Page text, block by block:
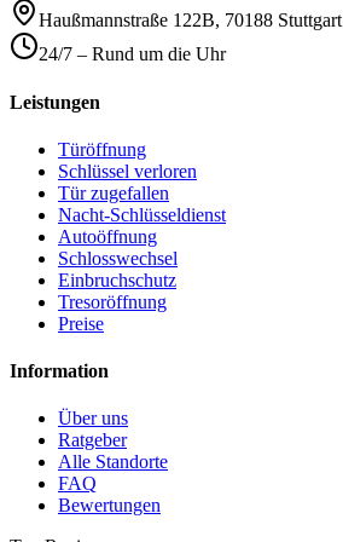
Haußmannstraße 122B, 70188 Stuttgart
24/7 – Rund um die Uhr
Leistungen
Türöffnung
Schlüssel verloren
Tür zugefallen
Nacht-Schlüsseldienst
Autoöffnung
Schlosswechsel
Einbruchschutz
Tresoröffnung
Preise
Information
Über uns
Ratgeber
Alle Standorte
FAQ
Bewertungen